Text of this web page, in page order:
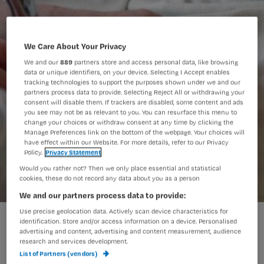
'Vroege palliatieve zorg heeft positief effect'
We Care About Your Privacy
We and our889 partners store and access personal data, like browsing
data or unique identifiers, on your device. Selecting I Accept enables
tracking technologies to support the purposes shown under we and our
partners process data to provide. Selecting Reject All or withdrawing your
consent will disable them. If trackers are disabled, some content and ads
you see may not be as relevant to you. You can resurface this menu to
change your choices or withdraw consent at any time by clicking the
Manage Preferences link on the bottom of the webpage. Your choices will
have effect within our Website. For more details, refer to our Privacy
Policy. Privacy Statement
Would you rather not? Then we only place essential and statistical
cookies, these do not record any data about you as a person
We and our partners process data to provide:
Use precise geolocation data. Actively scan device characteristics for
identification. Store and/or access information on a device. Personalised
advertising and content, advertising and content measurement, audience
research and services development.
List of Partners (vendors)